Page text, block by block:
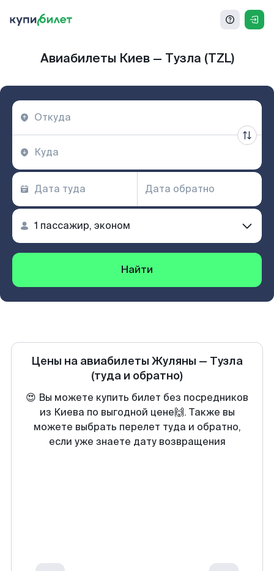
Авиабилеты Киев — Тузла (TZL)
Найти
Цены на авиабилеты Жуляны — Тузла
(туда и обратно)
😍 Вы можете купить билет без посредников
из Киева по выгодной цене🙌. Также вы
можете выбрать перелет туда и обратно,
если уже знаете дату возвращения